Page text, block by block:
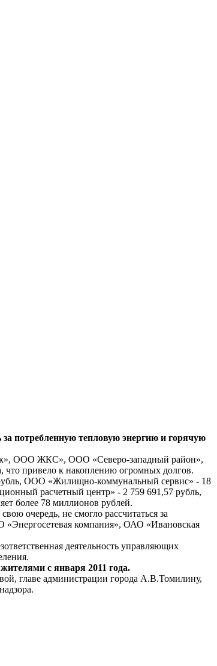
потребленную тепловую энергию и горячую
ООО ЖКС», ООО «Северо-западный район»,
привело к накоплению огромных долгов.
ООО «Жилищно-коммунальный сервис» - 18
расчетный центр» - 2 759 691,57 рубль,
более 78 миллионов рублей.
очередь, не смогло рассчитаться за
«Энергосетевая компания», ОАО «Ивановская
деятельность управляющих
с января 2011 года.
главе администрации города А.В.Томилину,